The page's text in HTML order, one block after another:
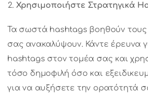
Χρησιμοποιήστε Στρατηγικά
Τα σωστά hashtags βοηθούν τους
σας ανακαλύψουν. Κάντε έρευνα
hashtags στον τομέα σας και
τόσο δημοφιλή όσο και
για να αυξήσετε την ορατότητά